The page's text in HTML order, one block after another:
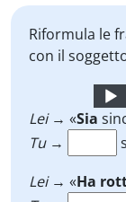
Riformula le
con il
Audio
Lei → «Sia
Tu →
Lei → «Ha